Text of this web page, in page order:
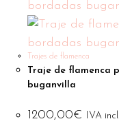
Trajes de flamenca
Traje de flamenca
buganvilla
1200,00€ IVA incl.